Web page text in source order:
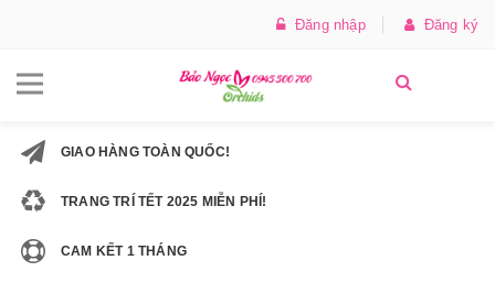
Đăng nhập Đăng ký
GIAO HÀNG TOÀN QUỐC!
TRANG TRÍ TẾT 2025 MIỄN PHÍ!
CAM KẾT 1 THÁNG